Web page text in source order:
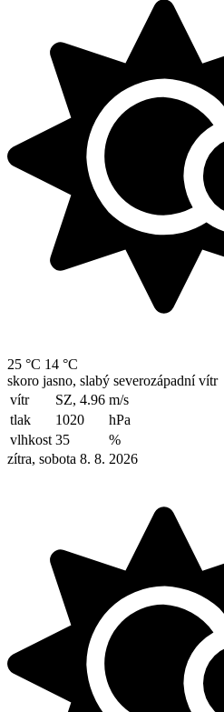
25 °C 14 °C
skoro jasno, slabý severozápadní vítr
vítr
SZ, 4.96 m/s
tlak
1020
hPa
vlhkost 35
%
zítra, sobota 8. 8. 2026